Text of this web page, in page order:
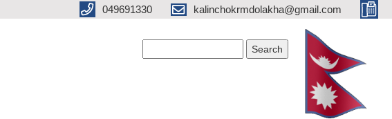
049691330 kalinchokrmdolakha@gmail.com